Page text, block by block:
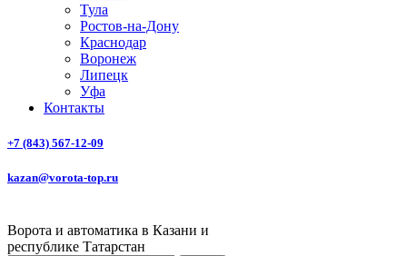
Тула
Ростов-на-Дону
Краснодар
Воронеж
Липецк
Уфа
Контакты
+7 (843) 567-12-09
kazan@vorota-top.ru
Ворота и автоматика в Казани и
республике Татарстан